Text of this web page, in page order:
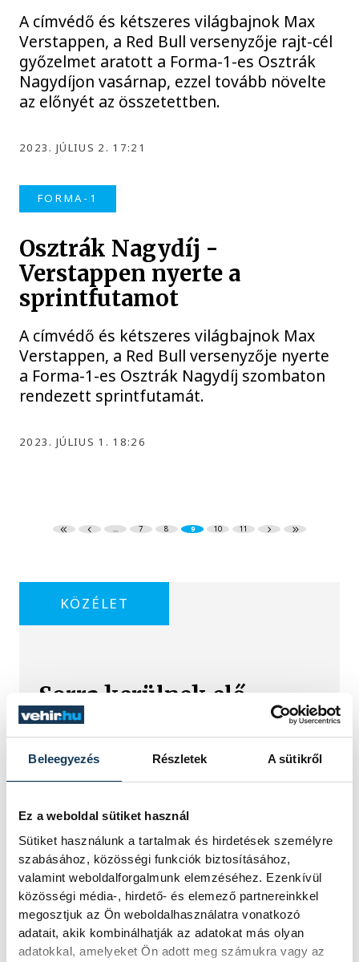
Beleegyezés Részletek A sütikről
Ez a weboldal sütiket használ
Sütiket használunk a tartalmak és hirdetések személyre
szabásához, közösségi funkciók biztosításához,
valamint weboldalforgalmunk elemzéséhez. Ezenkívül
közösségi média-, hirdető- és elemező partnereinkkel
megosztjuk az Ön weboldalhasználatra vonatkozó
adatait, akik kombinálhatják az adatokat más olyan
adatokkal, amelyeket Ön adott meg számukra vagy az
A címvédő és kétszeres világbajnok Max
Verstappen, a Red Bull versenyzője rajt-cél
győzelmet aratott a Forma-1-es Osztrák
Nagydíjon vasárnap, ezzel tovább növelte
az előnyét az összetettben.
2023. JÚLIUS 2. 17:21
FORMA-1
Osztrák Nagydíj -
Verstappen nyerte a
sprintfutamot
A címvédő és kétszeres világbajnok Max
Verstappen, a Red Bull versenyzője nyerte
a Forma-1-es Osztrák Nagydíj szombaton
rendezett sprintfutamát.
2023. JÚLIUS 1. 18:26
... 7 8 9 10 11
KÖZÉLET
Sorra kerülnek elő
világháborús leletek az
alacsony Dunából
A folyó rekordalacsony vízállása miatt
világháborús német DKW NZ 350-1
motorkerékpárbukkant elő a
Batthyány téri rakpart sziklái alól,
máshol pedig egy közel féltonnás brit
akna került elő.
Késéltánc a Dunán: Mi